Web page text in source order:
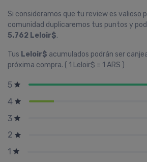
Si consideramos que tu review es valioso
comunidad duplicaremos tus puntos y
5.762 Leloir$.
Tus Leloir$ acumulados podrán ser
próxima compra. ( 1 Leloir$ = 1 ARS )
5
4
3
2
1